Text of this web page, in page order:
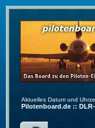
Aktuelles Datum und
Pilotenboard.de ::